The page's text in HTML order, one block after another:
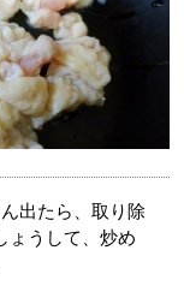
出たら、取り除
ょうして、炒め